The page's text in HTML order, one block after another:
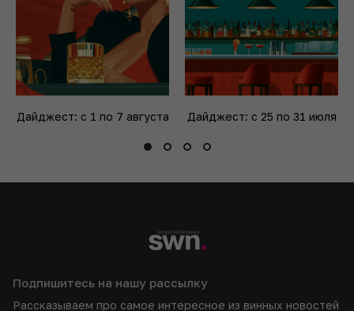
Дайджест: с 1 по 7 августа Дайджест: с 25 по 31 июля
Подпишитесь на нашу рассылку
Рассказываем про самое интересное из винных новостей